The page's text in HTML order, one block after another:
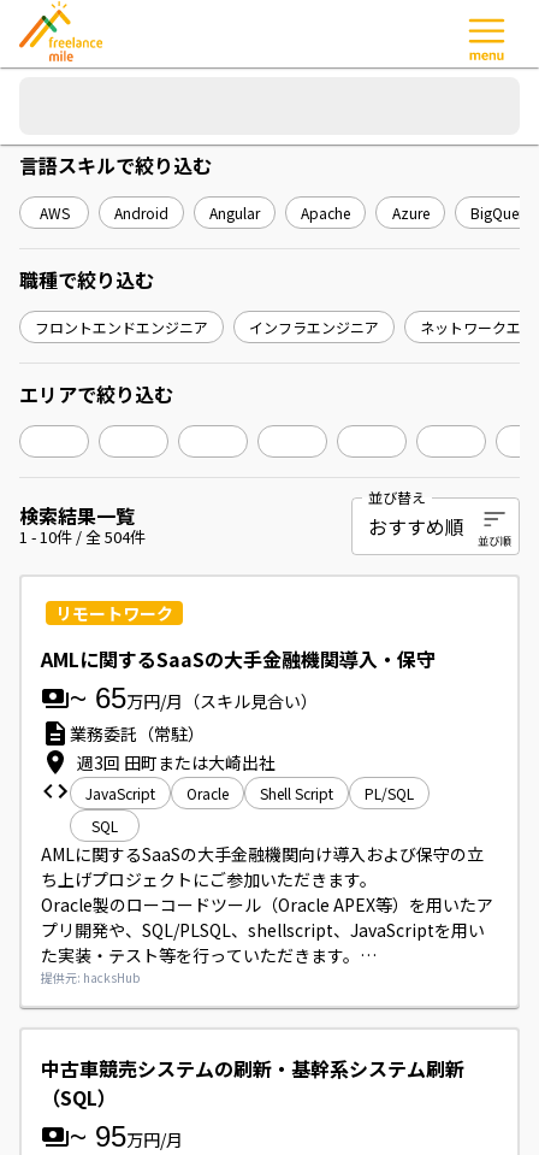
検索結果一覧
1 -10件 / 全504件
並び替え
リモートワーク
AMLに関するSaaSの大手金融機関導入・保守
~ 65万円/月 （スキル見合い）
業務委託（常駐）
週3回 田町または大崎出社
JavaScript Oracle Shell Script
PL/SQL
SQL
AMLに関するSaaSの大手金融機関向け導入および保守の立
ち上げプロジェクトにご参加いただきます。
Oracle製のローコードツール（Oracle APEX等）を用いたア
プリ開発や、SQL/PLSQL、shellscript、JavaScriptを用い
た実装・テスト等を行っていただきます。
Slack等のチャットツールを利用してチームとコミュニケー
ションを取っていただきます。
勤務はリモート併用で、週3回程度オフィス出社（田町また
は大崎）が発生します。
開始時期は5月または6月を想定しております。
提供元: hacksHub
中古車競売システムの刷新・基幹系システム刷新
（SQL）
~ 95万円/月
言語スキルで絞り込む
AWS Android Angular Apache Azure BigQuery
職種で絞り込む
フロントエンドエンジニア インフラエンジニア ネットワークエ
エリアで絞り込む